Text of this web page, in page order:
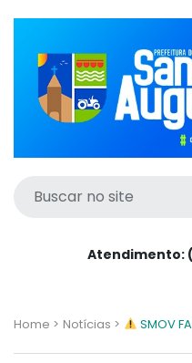
Atendimento:
Home > Notícias > SMOV